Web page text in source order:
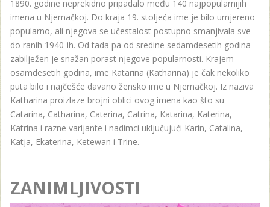
1890. godine neprekidno pripadalo među 140 najpopularnijih
imena u Njemačkoj. Do kraja 19. stoljeća ime je bilo umjereno
popularno, ali njegova se učestalost postupno smanjivala sve
do ranih 1940-ih. Od tada pa od sredine sedamdesetih godina
zabilježen je snažan porast njegove popularnosti. Krajem
osamdesetih godina, ime Katarina (Katharina) je čak nekoliko
puta bilo i najčešće davano žensko ime u Njemačkoj. Iz naziva
Katharina proizlaze brojni oblici ovog imena kao što su
Catarina, Catharina, Caterina, Catrina, Katarina, Katerina,
Katrina i razne varijante i nadimci uključujući Karin, Catalina,
Katja, Ekaterina, Ketewan i Trine.
ZANIMLJIVOSTI